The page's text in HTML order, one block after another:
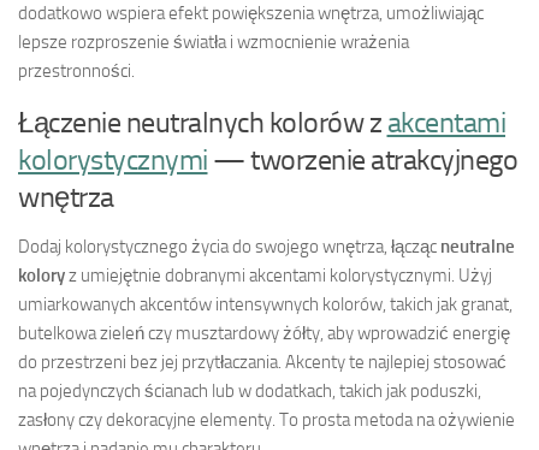
dodatkowo wspiera efekt powiększenia wnętrza, umożliwiając
lepsze rozproszenie światła i wzmocnienie wrażenia
przestronności.
Łączenie neutralnych kolorów z akcentami
kolorystycznymi — tworzenie atrakcyjnego
wnętrza
Dodaj kolorystycznego życia do swojego wnętrza, łącząc neutralne
koloryz umiejętnie dobranymi akcentami kolorystycznymi. Użyj
umiarkowanych akcentów intensywnych kolorów, takich jak granat,
butelkowa zieleń czy musztardowy żółty, aby wprowadzić energię
do przestrzeni bez jej przytłaczania. Akcenty te najlepiej stosować
na pojedynczych ścianach lub w dodatkach, takich jak poduszki,
zasłony czy dekoracyjne elementy. To prosta metoda na ożywienie